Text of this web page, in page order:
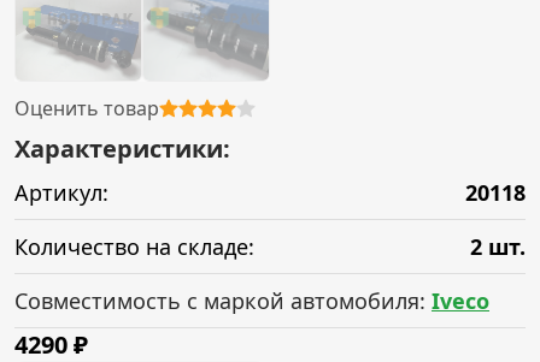
Оценить товар
Характеристики:
Артикул:
20118
Количество на складе:
2 шт.
Совместимость с маркой автомобиля: Iveco
4290₽